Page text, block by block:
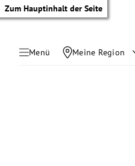
Zum Hauptinhalt der Seite
Menü Meine Region